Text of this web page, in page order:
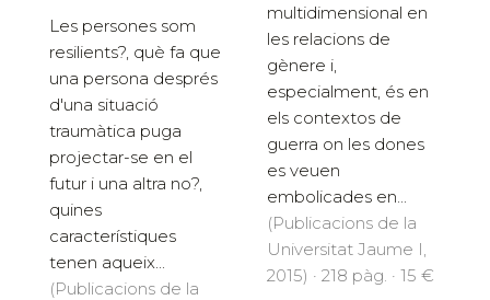
Les persones som
resilients?, què fa que
una persona després
d'una situació
traumàtica puga
projectar-se en el
futur i una altra no?,
quines
característiques
tenen aqueix...
(Publicacions de la
multidimensional en
les relacions de
gènere i,
especialment, és en
els contextos de
guerra on les dones
es veuen
embolicades en...
(Publicacions de la
Universitat Jaume I,
2015) · 218 pàg. · 15 €